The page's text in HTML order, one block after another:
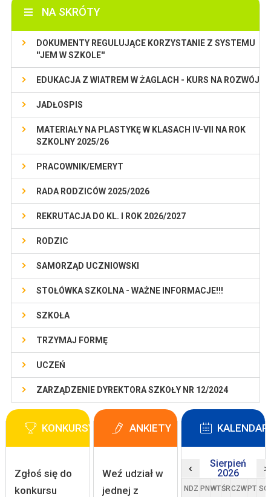
NA SKRÓTY
DOKUMENTY REGULUJĄCE KORZYSTANIE Z SYSTEMU
''JEM W SZKOLE''
EDUKACJA Z WIATREM W ŻAGLACH - KURS NA ROZWÓJ
JADŁOSPIS
MATERIAŁY NA PLASTYKĘ W KLASACH IV-VII NA ROK
SZKOLNY 2025/26
PRACOWNIK/EMERYT
RADA RODZICÓW 2025/2026
REKRUTACJA DO KL. I ROK 2026/2027
RODZIC
SAMORZĄD UCZNIOWSKI
STOŁÓWKA SZKOLNA - WAŻNE INFORMACJE!!!
SZKOŁA
TRZYMAJ FORMĘ
UCZEŃ
ZARZĄDZENIE DYREKTORA SZKOŁY NR 12/2024
KONKURSY
Zgłoś się do
konkursu
ANKIETY
Weź udział w
jednej z
‹
Sierpień
2026
›
NDZ PN WTŚRCZW PT